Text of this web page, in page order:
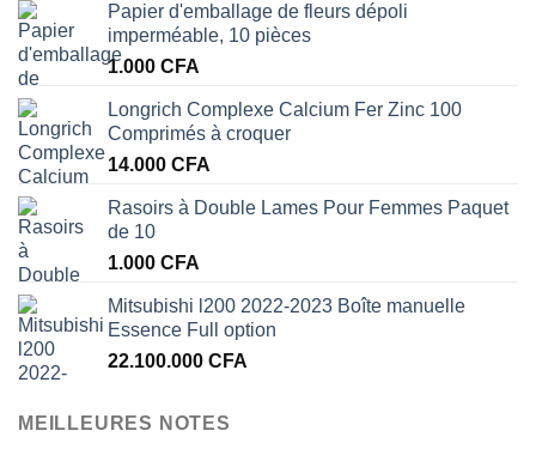
Papier d'emballage de fleurs dépoli
imperméable, 10 pièces
1.000 CFA
Longrich Complexe Calcium Fer Zinc 100
Comprimés à croquer
14.000 CFA
Rasoirs à Double Lames Pour Femmes Paquet
de 10
1.000 CFA
Mitsubishi l200 2022-2023 Boîte manuelle
Essence Full option
22.100.000 CFA
MEILLEURES NOTES